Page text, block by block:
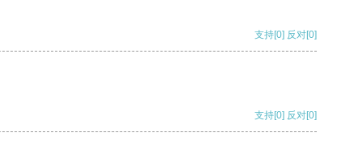
支持[0] 反对[0]
支持[0] 反对[0]